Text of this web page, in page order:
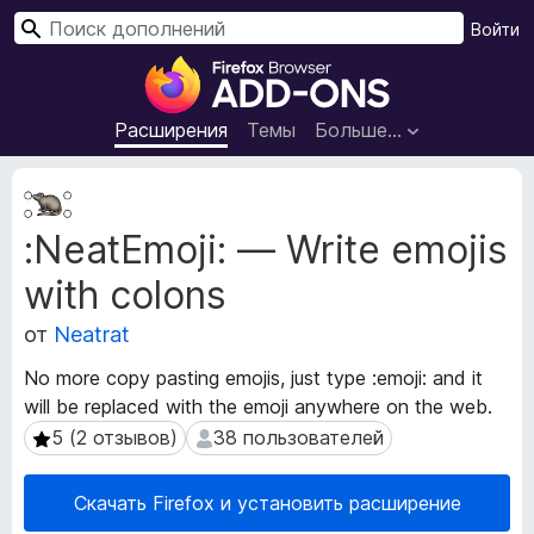
Д
о
п
о
л
я
б
р
а
у
Расширения Темы Больше…
Войти
П
:NeatEmoji: — Write emojis
with colons
от Neatrat
No more copy pasting emojis, just type :emoji: and it
will be replaced with the emoji anywhere on the web.
5 (2 отзывов)
5 (2 отзывов) 38 пользователей
38 пользователей
Скачать Firefox и установить расширение
М
е
т
а
д
а
н
н
ы
е
р